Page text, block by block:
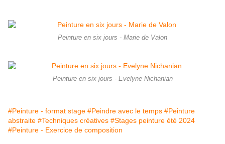
Peinture en six jours - Marie de Valon
Peinture en six jours - Evelyne Nichanian
#Peinture - format stage #Peindre avec le temps #Peinture
abstraite #Techniques créatives #Stages peinture été 2024
#Peinture - Exercice de composition